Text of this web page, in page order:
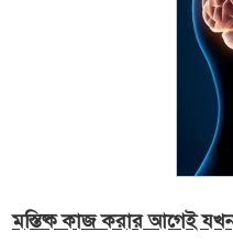
মস্তিষ্ক কাজ করার আগেই